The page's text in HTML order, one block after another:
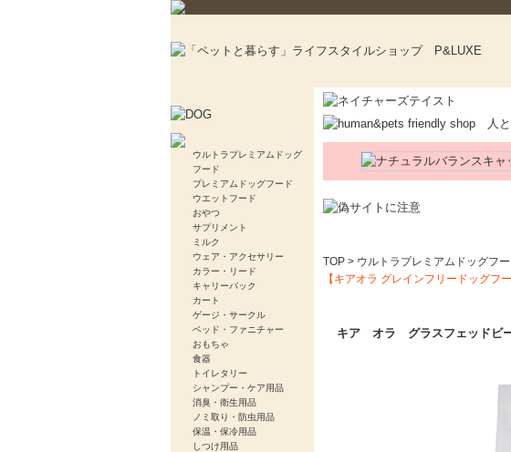
ウルトラプレミアムドッグ
フード
プレミアムドッグフード
ウエットフード
おやつ
サプリメント
ミルク
ウェア・アクセサリー
カラー・リード
キャリーバック
カート
ゲージ・サークル
ベッド・ファニチャー
おもちゃ
食器
トイレタリー
シャンプー・ケア用品
消臭・衛生用品
ノミ取り・防虫用品
保温・保冷用品
しつけ用品
TOP > ウルトラプレミアムドッグフ
【キアオラ グレインフリードッグフ
キア オラ グラスフェッドビ